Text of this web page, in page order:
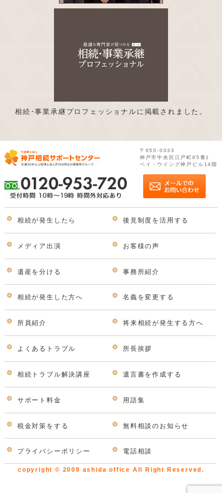
相続･事業承継プロフェッショナルに掲載されました。
〒650-0033
神戸市中央区江戸町85番1
ベイ・ウイング神戸ビル14階
相続が発生したら 後見制度を活用する
メディア出演 お客様の声
遺産を分ける 事務所紹介
相続が発生した方へ 名義を変更する
所員紹介 将来相続が発生する方へ
よくあるトラブル 所長挨拶
相続トラブル解決講座 遺言書を作成する
サポート料金 用語集
税金対策をする 無料相談のお知らせ
プライバシーポリシー 電話相談
copyright © 2009 ashida office All Right Reserved.